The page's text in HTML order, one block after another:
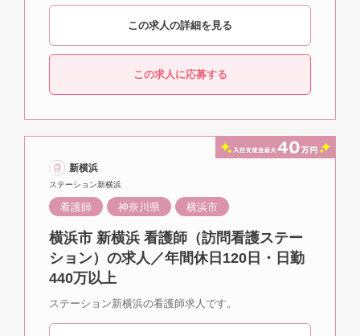
この求人の詳細を見る
この求人に応募する
新横浜
ステーション新横浜
看護師 神奈川県 横浜市
横浜市 新横浜 看護師（訪問看護ステー
ション）の求人／年間休日120日・日勤
440万以上
ステーション新横浜の看護師求人です。